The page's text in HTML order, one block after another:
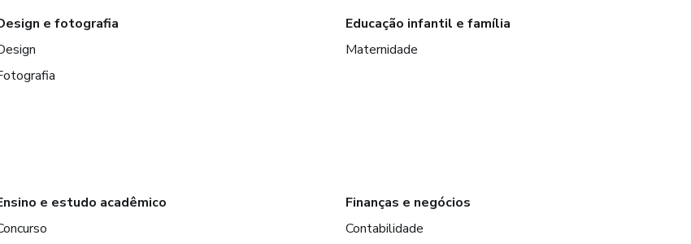
e fotografia
Educação infantil e família
Maternidade
e estudo acadêmico
Finanças e negócios
Contabilidade